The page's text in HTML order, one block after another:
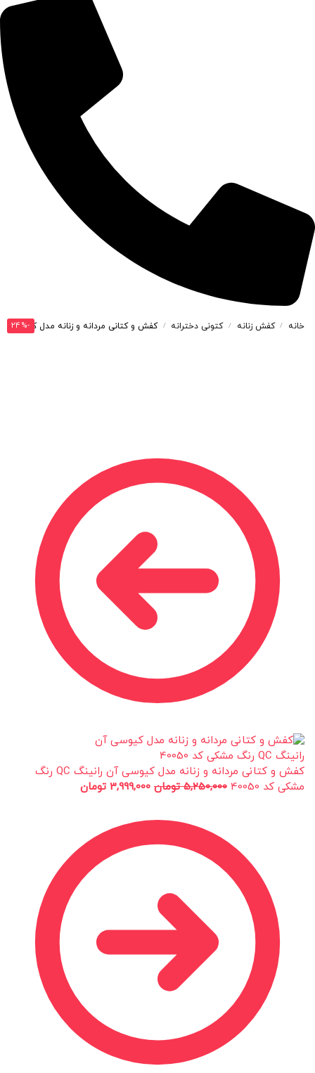
خانه / کفش زنانه / کتونی دخترانه / کفش و کتانی مردانه و زنانه مدل کیوسی آن رانینگ QC رنگ مشکی سفید کد 40051
کفش و کتانی مردانه و زنانه مدل کیوسی آن رانینگ QC رنگ
مشکی کد 40050
5,250,000 تومان 3,999,000 تومان
-24%